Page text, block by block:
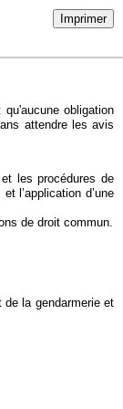
Imprimer
obligation
attendre les avis
les procédures de
et l’application d’une
de droit commun.
la gendarmerie et